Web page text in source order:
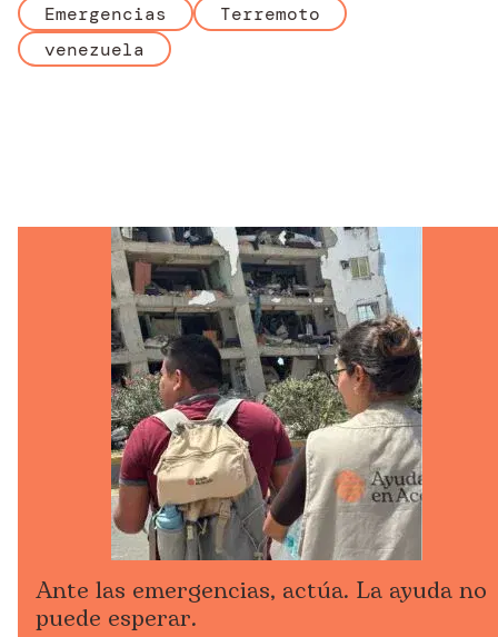
Emergencias
Terremoto
venezuela
Ante las emergencias, actúa. La ayuda no
puede esperar.